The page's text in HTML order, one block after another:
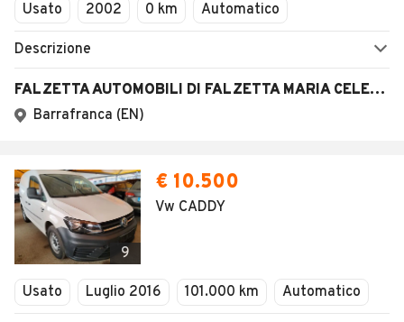
Usato 2002 0 km Automatico
Descrizione
FALZETTA AUTOMOBILI DI FALZETTA MARIA CELESTE
Barrafranca (EN)
9
€ 10.500
Vw CADDY
Usato Luglio 2016 101.000 km Automatico